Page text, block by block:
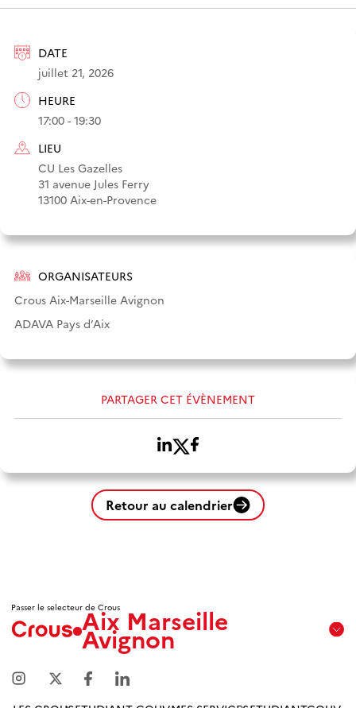
DATE
juillet 21, 2026
HEURE
17:00 - 19:30
LIEU
CU Les Gazelles
31 avenue Jules Ferry
13100 Aix-en-Provence
ORGANISATEURS
Crous Aix-Marseille Avignon
ADAVA Pays d’Aix
PARTAGER CET ÉVÈNEMENT
Retour au calendrier
Passer le selecteur de CrousAix Marseille
Avignon
Avignon